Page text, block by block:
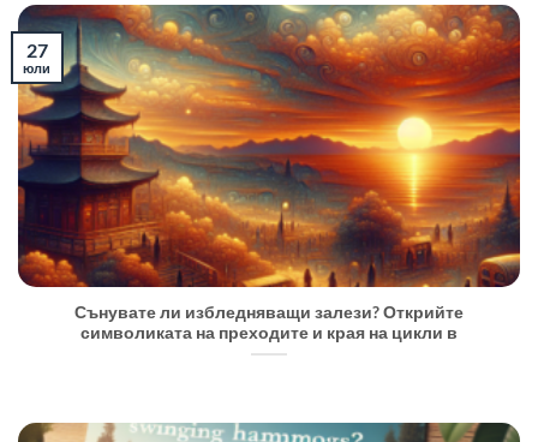
Сънувате ли избледняващи залези? Открийте
символиката на преходите и края на цикли в
27
юли